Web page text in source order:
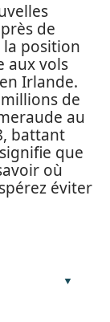
de
la position
aux vols
Irlande.
de
au
battant
que
où
éviter